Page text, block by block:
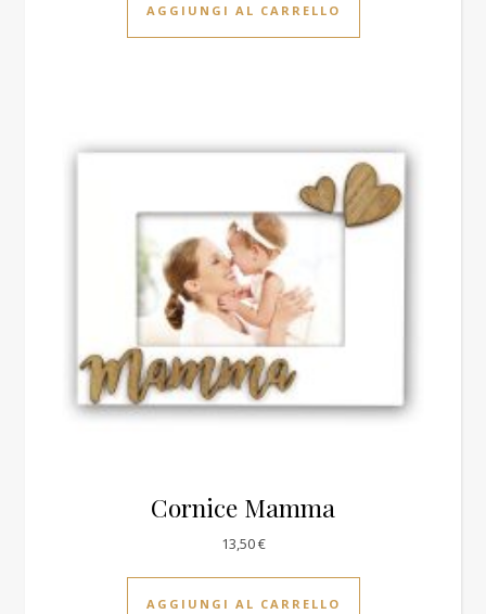
AGGIUNGI AL CARRELLO
Cornice Mamma
13,50€
AGGIUNGI AL CARRELLO